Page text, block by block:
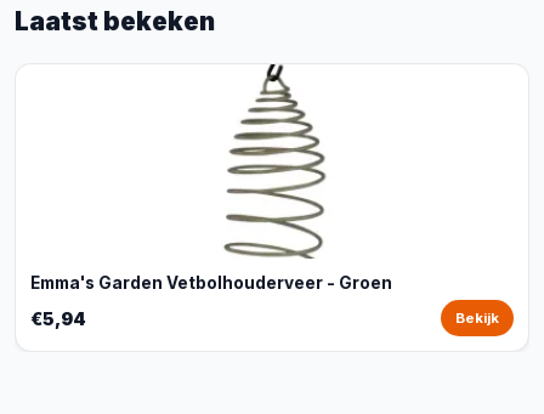
Laatst bekeken
Emma's Garden Vetbolhouderveer - Groen
€5,94 Bekijk